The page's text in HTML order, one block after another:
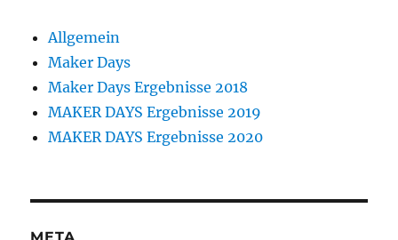
Allgemein
Maker Days
Maker Days Ergebnisse 2018
MAKER DAYS Ergebnisse 2019
MAKER DAYS Ergebnisse 2020
META